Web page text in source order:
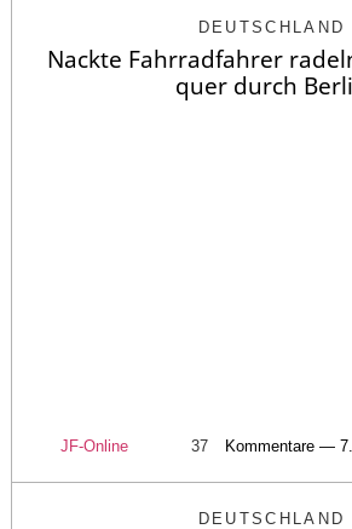
DEUTSCHLAND
Nackte Fahrradfahrer
quer durch
JF-Online 37 Kommentare —
DEUTSCHLAND